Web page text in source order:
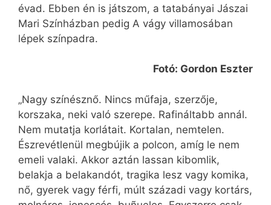
évad. Ebben én is játszom, a tatabányai Jászai
Mari Színházban pedig A vágy villamosában
lépek színpadra.
Fotó: Gordon Eszter
„Nagy színésznő. Nincs műfaja, szerzője,
korszaka, neki való szerepe. Rafináltabb annál.
Nem mutatja korlátait. Kortalan, nemtelen.
Észrevétlenül megbújik a polcon, amíg le nem
emeli valaki. Akkor aztán lassan kibomlik,
belakja a belakandót, tragika lesz vagy komika,
nő, gyerek vagy férfi, múlt századi vagy kortárs,